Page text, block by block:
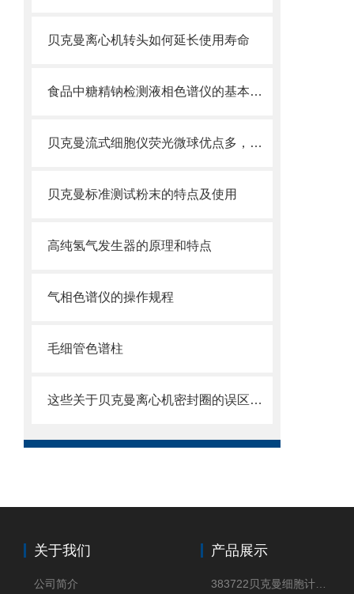
贝克曼离心机转头如何延长使用寿命
食品中糖精钠检测液相色谱仪的基本功能
贝克曼流式细胞仪荧光微球优点多，实用效果好
贝克曼标准测试粉末的特点及使用
高纯氢气发生器的原理和特点
气相色谱仪的操作规程
毛细管色谱柱
这些关于贝克曼离心机密封圈的误区一定要明确
关于我们
公司简介
产品展示